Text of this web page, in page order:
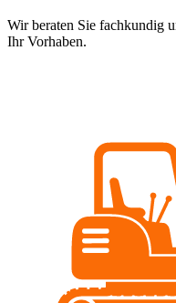
Wir beraten Sie fachkundig
Ihr Vorhaben.